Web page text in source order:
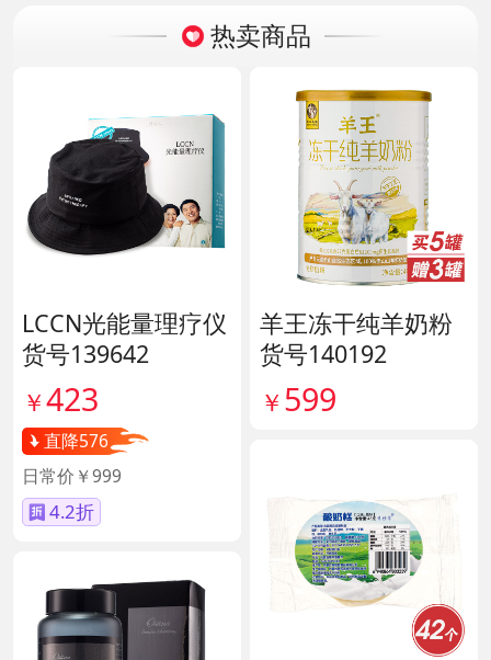
热卖商品
LCCN光能量理疗仪
货号139642
￥423
直降576
日常价￥999
4.2折
羊王冻干纯羊奶粉
货号140192
￥ 599